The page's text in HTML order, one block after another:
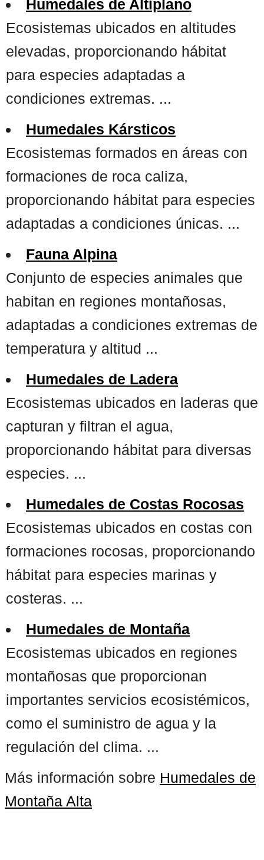
Humedales de Altiplano
Ecosistemas ubicados en altitudes
elevadas, proporcionando hábitat
para especies adaptadas a
condiciones extremas. ...
Humedales Kársticos
Ecosistemas formados en áreas con
formaciones de roca caliza,
proporcionando hábitat para especies
adaptadas a condiciones únicas. ...
Fauna Alpina
Conjunto de especies animales que
habitan en regiones montañosas,
adaptadas a condiciones extremas de
temperatura y altitud ...
Humedales de Ladera
Ecosistemas ubicados en laderas que
capturan y filtran el agua,
proporcionando hábitat para diversas
especies. ...
Humedales de Costas Rocosas
Ecosistemas ubicados en costas con
formaciones rocosas, proporcionando
hábitat para especies marinas y
costeras. ...
Humedales de Montaña
Ecosistemas ubicados en regiones
montañosas que proporcionan
importantes servicios ecosistémicos,
como el suministro de agua y la
regulación del clima. ...
Más información sobre Humedales de
Montaña Alta